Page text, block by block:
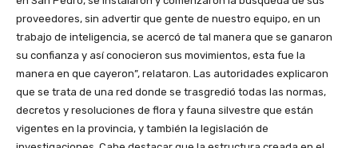
proveedores, sin advertir que gente de nuestro equipo, en un
trabajo de inteligencia, se acercó de tal manera que se ganaron
su confianza y así conocieron sus movimientos, esta fue la
manera en que cayeron”, relataron. Las autoridades explicaron
que se trata de una red donde se trasgredió todas las normas,
decretos y resoluciones de flora y fauna silvestre que están
vigentes en la provincia, y también la legislación de